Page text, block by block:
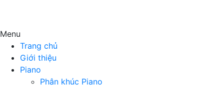
Menu
Trang chủ
Giới thiệu
Piano
Phân khúc Piano